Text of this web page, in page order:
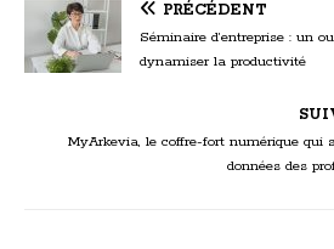
PRÉCÉDENT
Séminaire d’entreprise : un
dynamiser la productivité
MyArkevia, le coffre-fort numérique qui
données des